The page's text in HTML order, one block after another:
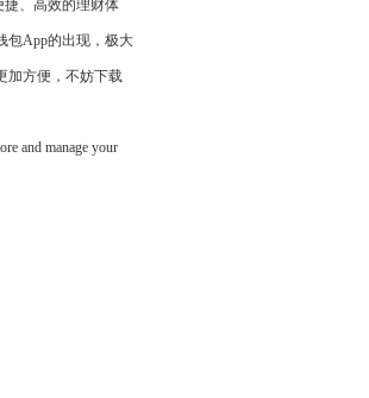
、高效的理财体
包App的出现，极大
加方便，不妨下载
and manage your